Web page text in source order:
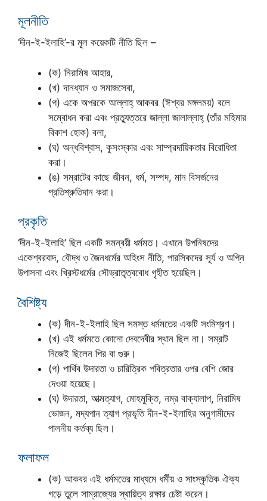
মূলনীতি
‘দীন-ই-ইলাহি’-র মূল কয়েকটি নীতি ছিল –
(ক) নিরামিষ আহার,
(খ) দানধ্যান ও সমাজসেবা,
(গ) একে অপরকে আল্লাহ্ আকবর (ঈশ্বর মঙ্গলময়) বলে
সম্বোধন করা এবং প্রত্যুত্তরে জাল্লা জালাল্লাহ্ (তাঁর মহিমার
বিকাশ হোক) বলা,
(ঘ) অন্ধবিশ্বাস, কুসংস্কার এবং সাম্প্রদায়িকতার বিরোধিতা
করা।
(ঙ) সম্রাটের কাছে জীবন, ধর্ম, সম্পদ, মান বিসর্জনের
প্রতিশ্রুতিদান করা।
প্রকৃতি
‘দীন-ই-ইলাহি’ ছিল একটি সমন্বয়ী ধর্মমত। এখানে উপনিষদের
একেশ্বরবাদ, বৌদ্ধ ও জৈনধর্মের অহিংস নীতি, পারসিকদের সূর্য ও অগ্নি
উপাসনা এবং খ্রিস্টধর্মের সৌভ্রাতৃত্ববোধ গৃহীত হয়েছিল।
বৈশিষ্ট্য
(ক) দীন-ই-ইলাহি ছিল সমস্ত ধর্মমতের একটি সংমিশ্রণ।
(খ) এই ধর্মমতে কোনো দেবদেবীর স্থান ছিল না। সম্রাট
নিজেই ছিলেন পির বা গুরু।
(গ) পার্থিব উদারতা ও চারিত্রিক পবিত্রতার ওপর বেশি জোর
দেওয়া হয়েছে।
(ঘ) উদারতা, আত্মত্যাগ, মোহমুক্তি, নম্র বাক্যালাপ, নিরামিষ
ভোজন, মদ্যপান ত্যাগ প্রভৃতি দীন-ই-ইলাহির অনুগামীদের
পালনীয় কর্তব্য ছিল।
ফলাফল
(ক) আকবর এই ধর্মমতের মাধ্যমে ধর্মীয় ও সাংস্কৃতিক ঐক্য
গড়ে তুলে সাম্রাজ্যের স্থায়িত্ব রক্ষার চেষ্টা করেন।